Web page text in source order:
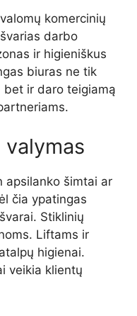
komercinių
darbo
ir higieniškus
biuras ne tik
ir daro teigiamą
apsilanko šimtai ar
čia ypatingas
Stiklinių
Liftams ir
higienai.
veikia klientų